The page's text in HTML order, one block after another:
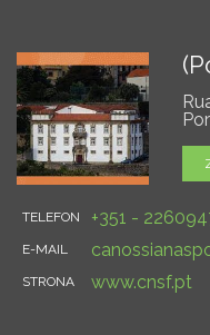
TELEFON +351 -
E-MAIL
STRONA www.cnsf.pt